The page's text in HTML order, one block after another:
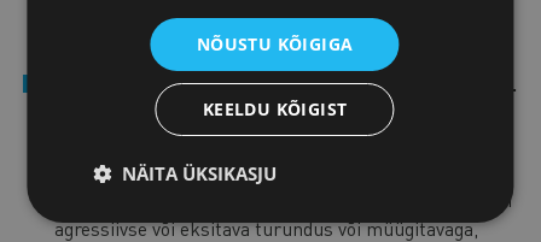
kauplejale trahvi, mille maksimaalne suurus on 4%
kaupleja aastakäibest.
Eeskirjad väljaspool äriruume toimuva müügi kohta.
Ehkki väljaspool äriruume toimuv müük kujutab
endast seaduslikku ja väljakujunenud müügikanalit, ei
takistata liikmesriikidel vastu võtmast eeskirju
tarbijate õigustatud huvide kaitseks seoses mõne eriti
agressiivse või eksitava turundus või müügitavaga,
NÕUSTU KÕIGIGA
KEELDU KÕIGIST
NÄITA ÜKSIKASJU